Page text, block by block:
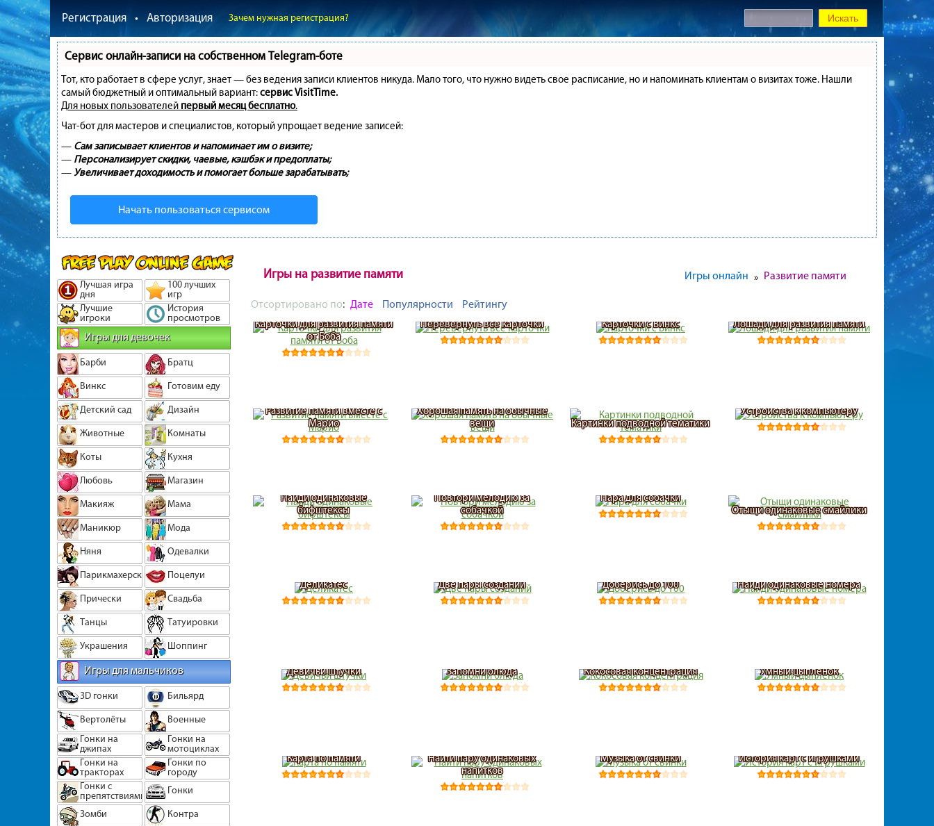
Регистрация • Авторизация Зачем нужная регистрация?
Сервис онлайн-записи на собственном Telegram-боте
Тот, кто работает в сфере услуг, знает — без ведения записи клиентов никуда. Мало того, что нужно видеть свое расписание, но и напоминать клиентам о визитах тоже. Нашли
самый бюджетный и оптимальный вариант:сервис VisitTime.
Для новых пользователей первый месяц бесплатно.
Чат-бот для мастеров и специалистов, который упрощает ведение записей:
— Сам записывает клиентов и напоминает им о визите;
— Персонализирует скидки, чаевые, кэшбэк и предоплаты;
—Увеличивает доходимость и помогает больше зарабатывать;
Начать пользоваться сервисом
Лучшая игра
дня
100 лучших
игр
Лучшие
игроки
История
просмотров
Игры для девочек
Барби
Братц
Винкс
Готовим еду
Детский сад
Дизайн
Животные
Комнаты
Коты
Кухня
Любовь
Магазин
Макияж
Мама
Маникюр
Мода
Няня
Одевалки
Парикмахерская
Поцелуи
Прически
Свадьба
Танцы
Татуировки
Украшения
Шоппинг
Игры для мальчиков
3D гонки
Бильярд
Вертолёты
Военные
Гонки на
джипах
Гонки на
мотоциклах
Гонки на
тракторах
Гонки по
городу
Гонки с
препятствиями
Гонки
Зомби
Контра
Игры на развитие памяти Игры онлайн » Развитие памяти
Отсортировано по: Дате Популярности Рейтингу
Карточки для развития памяти
от Боба
Перевернуть все карточки Карточки с Винкс Лошади для развития памяти
Развитие памяти вместе с
Марио
Хорошая память на обычные
вещи
Картинки подводной тематики
Устройства к компьютеру
Найди одинаковые
бифштексы
Повтори мелодию за
собачкой
Пара для собачки
Отыщи одинаковые смайлики
Деликатес Две пары созданий Доберись до 100 Найди одинаковые номера
Девичьи штучки Запомни блюда Кокосовая концентрация Умный цыплёнок
Карта по памяти
Найти пару одинаковых
напитков
Музыка от свинки История карт с игрушками